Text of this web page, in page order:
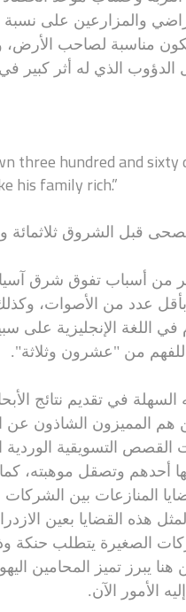
والمزارعين على
مناسبة لصاحب الأرض،
الدؤوب الذي له أثر
three hundred and
his family rich.”
يصحى قبل الشروق
من أسباب تفوق شرق
عدد من الأصوات،
في اللغة الإنجليزية على
من "عشرون وثلاثة".
السهلة في تقديم نتائج
من هم المميزون الشاذون
التسويقية الوردية
بها أحدهم وتصقل موهبته،
هذه القضايا بعين
الصغيرة يتطلب حنكة
يبرز تميز المحامين
الأمور الآن.